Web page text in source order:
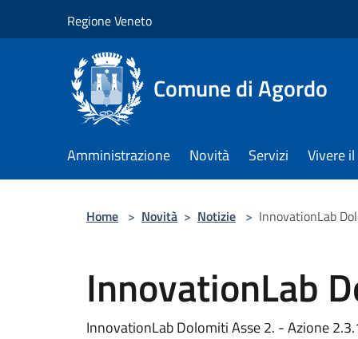
Regione Veneto
Comune di Agordo
Amministrazione Novità Servizi Vivere
Home > Novità > Notizie > InnovationLab
InnovationLab
InnovationLab Dolomiti Asse 2. - Azione